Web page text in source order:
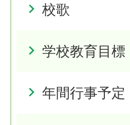
校歌
学校教育目標
年間行事予定